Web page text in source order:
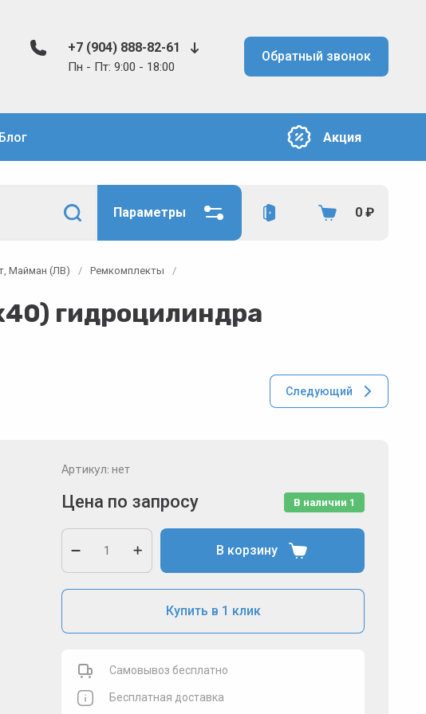
+7 (904) 888-82-61
Пн - Пт: 9:00 - 18:00
Обратный звонок
Блог Акция
Параметры 0 ₽
Майман (ЛВ) / Ремкомплекты
/
гидроцилиндра
Следующий
Артикул: нет
В наличии 1
Цена по запросу
В корзину
Купить в 1 клик
Самовывоз бесплатно
Бесплатная доставка